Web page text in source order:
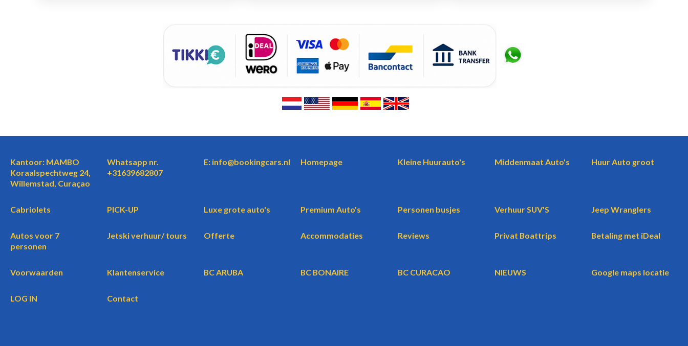
Kantoor: MAMBO
Koraalspechtweg 24,
Willemstad, Curaçao
Whatsapp nr.
+31639682807
E: info@bookingcars.nl Homepage Kleine Huurauto's Middenmaat Auto's Huur Auto groot
Cabriolets PICK-UP Luxe grote auto's Premium Auto's Personen busjes Verhuur SUV'S Jeep Wranglers
Autos voor 7
personen
Jetski verhuur/ tours Offerte Accommodaties Reviews Privat Boattrips Betaling met iDeal
Voorwaarden Klantenservice BC ARUBA BC BONAIRE BC CURACAO NIEUWS Google maps locatie
LOG IN Contact